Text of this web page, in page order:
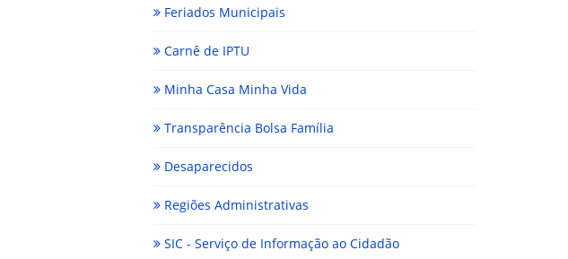
Feriados Municipais
Carnê de IPTU
Minha Casa Minha Vida
Transparência Bolsa Família
Desaparecidos
Regiões Administrativas
SIC - Serviço de Informação ao Cidadão